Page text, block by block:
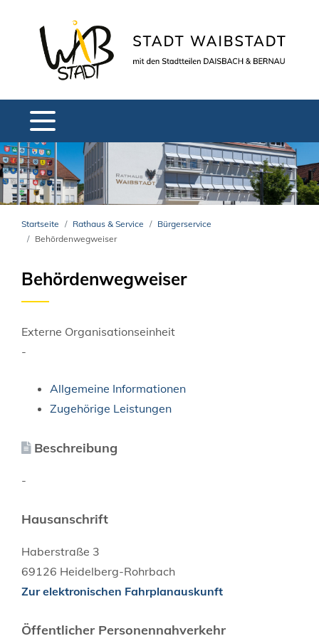
Startseite Rathaus & Service
Bürgerservice
Behördenwegweiser
Behördenwegweiser
Externe Organisationseinheit
-
Allgemeine Informationen
Zugehörige Leistungen
Beschreibung
-
Hausanschrift
Haberstraße 3
69126 Heidelberg-Rohrbach
Zur elektronischen Fahrplanauskunft
Öffentlicher Personennahverkehr